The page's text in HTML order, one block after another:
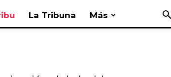
La Tribuna Más